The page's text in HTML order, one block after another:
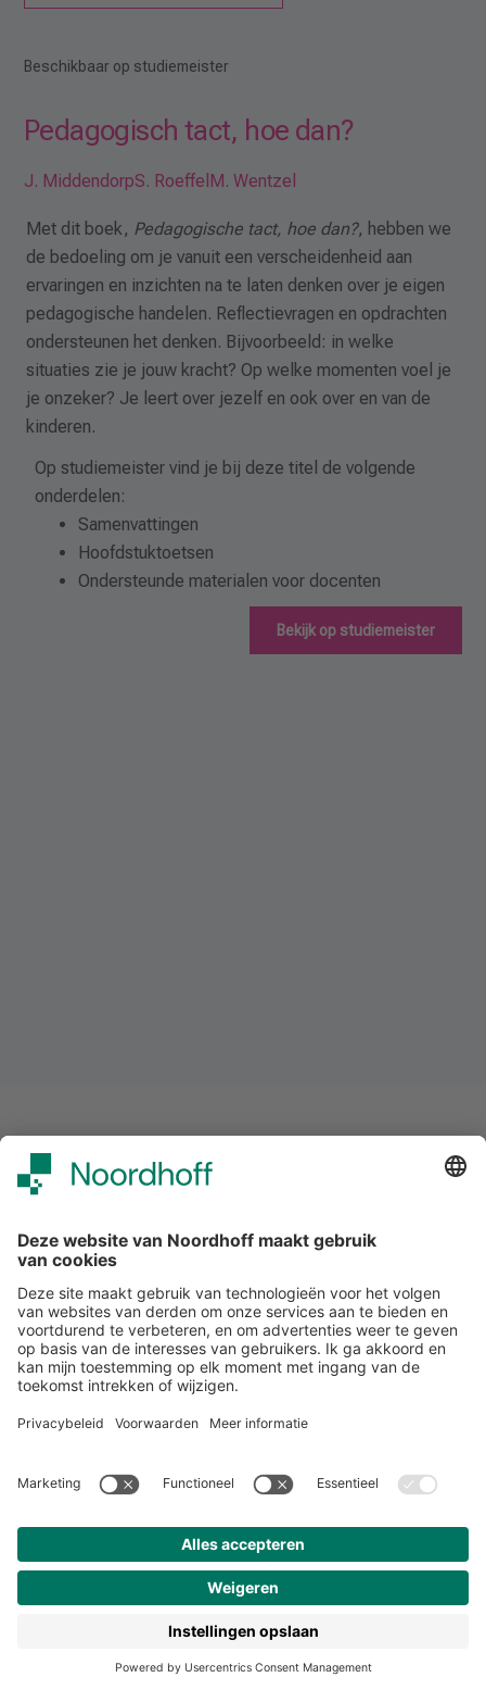
Beschikbaar op studiemeister
Pedagogisch tact, hoe dan?
J. MiddendorpS. Roeffel M. Wentzel
Met dit boek, Pedagogische tact, hoe dan?, hebben we
de bedoeling om je vanuit een verscheidenheid aan
ervaringen en inzichten na te laten denken over je eigen
pedagogische handelen. Reflectievragen en opdrachten
ondersteunen het denken. Bijvoorbeeld: in welke
situaties zie je jouw kracht? Op welke momenten voel je
je onzeker? Je leert over jezelf en ook over en van de
kinderen.
Op studiemeister vind je bij deze titel de volgende
onderdelen:
Samenvattingen
Hoofdstuktoetsen
Ondersteunde materialen voor docenten
Bekijk op studiemeister
Snel naar
Over studiemeister
Nieuwsbrief
Meer van Noordhoff
Hogeschooltaal